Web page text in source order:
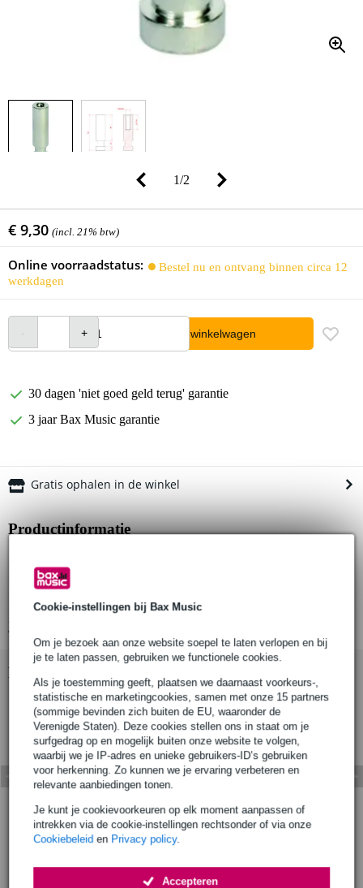
Cookie-instellingen bij Bax Music
Om je bezoek aan onze website soepel te laten verlopen en bij
je te laten passen, gebruiken we functionele cookies.
Als je toestemming geeft, plaatsen we daarnaast voorkeurs-,
statistische en marketingcookies, samen met onze 15 partners
(sommige bevinden zich buiten de EU, waaronder de
Verenigde Staten). Deze cookies stellen ons in staat om je
surfgedrag op en mogelijk buiten onze website te volgen,
waarbij we je IP-adres en unieke gebruikers-ID’s gebruiken
voor herkenning. Zo kunnen we je ervaring verbeteren en
relevante aanbiedingen tonen.
Je kunt je cookievoorkeuren op elk moment aanpassen of
intrekken via de cookie-instellingen rechtsonder of via onze
Cookiebeleid en Privacy policy.
Accepteren
1/2
€ 9,30 (incl. 21% btw)
Online voorraadstatus:
Bestel nu en ontvang binnen circa 12
werkdagen
In winkelwagen
30 dagen 'niet goed geld terug' garantie
3 jaar Bax Music garantie
Gratis ophalen in de winkel
Productinformatie
Materiaal: aluminium
Spigot diameter: 16mm
Bekijk ook eens (1)